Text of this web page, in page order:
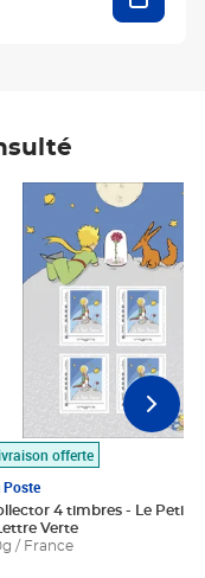
offerte
Poste
4 timbres - Le Petit
Verte
/ France
7,50€